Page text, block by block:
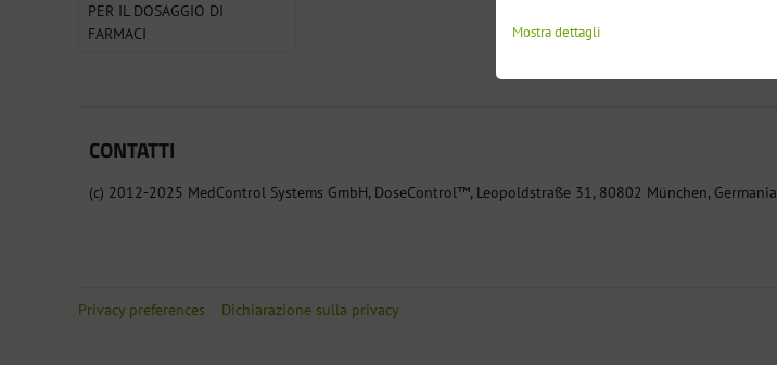
PER IL DOSAGGIO DI
FARMACI
CONTATTI
(c) 2012-2025 MedControl Systems GmbH, DoseControl™, Leopoldstraße 31, 80802 München, Germania
Privacy preferences Dichiarazione sulla privacy
Mostra dettagli